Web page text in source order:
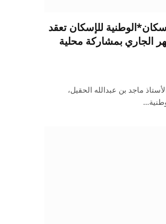
للإسكان تعقد
الجاري بمشاركة محلية
ماجد بن عبدالله الحقيل،